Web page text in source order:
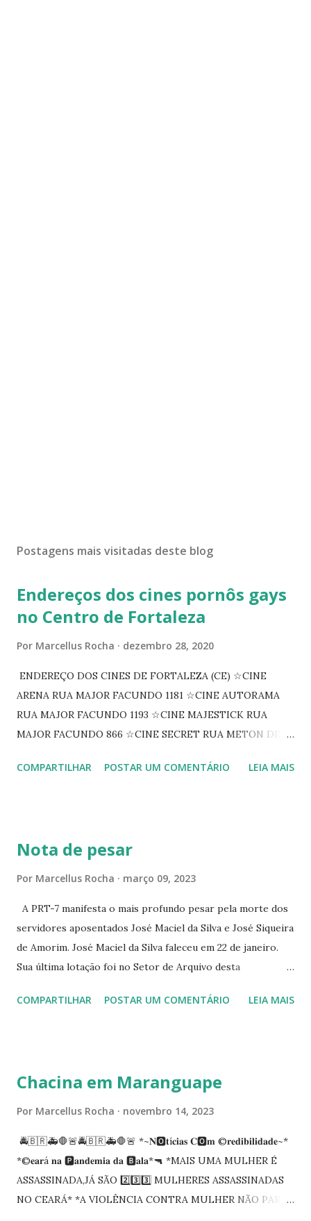
Postagens mais visitadas deste blog
Endereços dos cines pornôs gays
no Centro de Fortaleza
Por Marcellus Rocha dezembro 28, 2020
ENDEREÇO DOS CINES DE FORTALEZA (CE) ☆CINE
ARENA RUA MAJOR FACUNDO 1181 ☆CINE AUTORAMA
RUA MAJOR FACUNDO 1193 ☆CINE MAJESTICK RUA
MAJOR FACUNDO 866 ☆CINE SECRET RUA METON DE
PEIXOTO 1307 ☆CINE IRIS RUA FLORIANO PEIXOTO 1206
☆CINE VIP CLUBE RUA 24 DE MAIO 825 ☆CINE ECLIPSE
COMPARTILHAR POSTAR UM COMENTÁRIO LEIA MAIS
Nota de pesar
Por Marcellus Rocha março 09, 2023
A PRT-7 manifesta o mais profundo pesar pela morte dos
servidores aposentados José Maciel da Silva e José Siqueira
de Amorim. José Maciel da Silva faleceu em 22 de janeiro.
Sua última lotação foi no Setor de Arquivo desta
Siqueira Amorim faleceu em 28 de fevereiro e encerrou a
enquanto atuaram nesta instituição.
COMPARTILHAR POSTAR UM COMENTÁRIO LEIA MAIS
Chacina em Maranguape
Por Marcellus Rocha novembro 14, 2023
🚔🇧🇷🚑🛑🚨🚔🇧🇷🚑🛑🚨 *~𝐍🅾️𝐭í𝐜𝐢𝐚𝐬 𝐂🅾️𝐦 ©️𝐫𝐞𝐝𝐢𝐛𝐢𝐥𝐢𝐝𝐚𝐝𝐞~*
*©️𝐞𝐚𝐫á 𝐧𝐚 🅿️𝐚𝐧𝐝𝐞𝐦𝐢𝐚 𝐝𝐚 🅱️𝐚𝐥𝐚*🔫 *MAIS UMA MULHER É
ASSASSINADA,JÁ SÃO 2️⃣3️⃣3️⃣ MULHERES ASSASSINADAS
NO CEARÁ* *A VIOLÊNCIA CONTRA MULHER NÃO PARA